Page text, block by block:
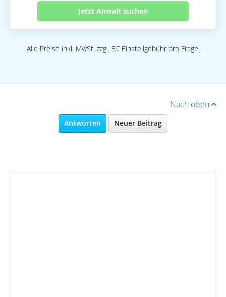
Jetzt Anwalt suchen
Alle Preise inkl. MwSt. zzgl. 5€ Einstellgebühr pro Frage.
Nach oben
Antworten Neuer Beitrag